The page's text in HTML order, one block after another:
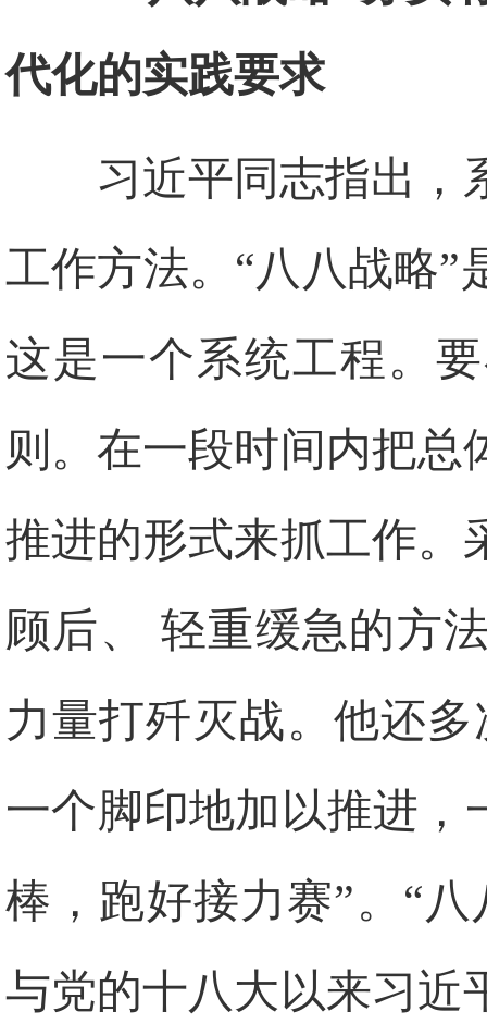
代化的实践要求
习近平同志指出，
工作方法。“八八战略”
这是一个系统工程。
则。在一段时间内把总
推进的形式来抓工作。
顾后、 轻重缓急的方
力量打歼灭战。他还
一个脚印地加以推进，
棒，跑好接力赛”。“
与党的十八大以来习近